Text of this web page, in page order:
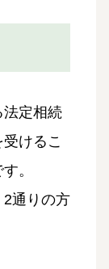
法定相続
けるこ
。
通りの方